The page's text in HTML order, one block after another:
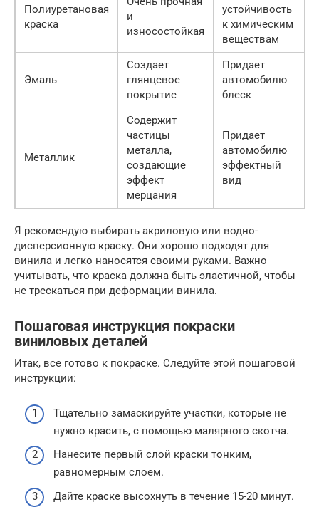
Полиуретановая
краска
и
износостойкая
устойчивость
к химическим
веществам
Эмаль
Создает
глянцевое
покрытие
Придает
автомобилю
блеск
Металлик
Содержит
частицы
металла,
создающие
эффект
мерцания
Придает
автомобилю
эффектный
вид
Я рекомендую выбирать акриловую или водно-
дисперсионную краску. Они хорошо подходят для
винила и легко наносятся своими руками. Важно
учитывать, что краска должна быть эластичной, чтобы
не трескаться при деформации винила.
Пошаговая инструкция покраски
виниловых деталей
Итак, все готово к покраске. Следуйте этой пошаговой
инструкции:
Тщательно замаскируйте участки, которые не
нужно красить, с помощью малярного скотча.
Нанесите первый слой краски тонким,
равномерным слоем.
Дайте краске высохнуть в течение 15-20 минут.